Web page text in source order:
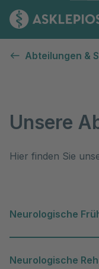
Abteilungen &
Unsere
Hier finden Sie
Neurologische
Neurologische